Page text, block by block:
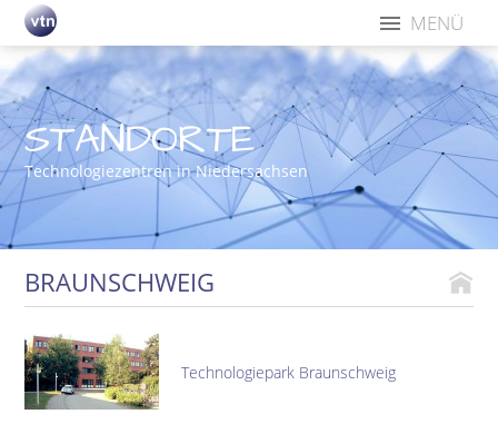
MENÜ
STANDORTE
Technologiezentren in Niedersachsen
BRAUNSCHWEIG
Technologiepark Braunschweig